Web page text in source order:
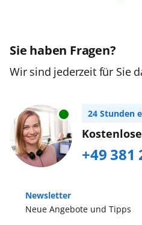
Sie haben Fragen?
Wir sind jederzeit für Sie
24 Stunden
+49 381
Neue Angebote und Tipps
Newsletter